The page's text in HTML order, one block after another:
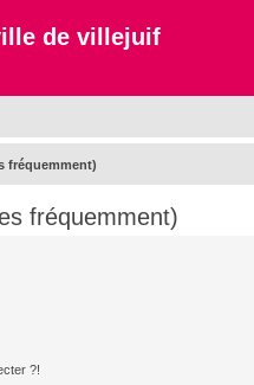
de villejuif
fréquemment)
fréquemment)
?!